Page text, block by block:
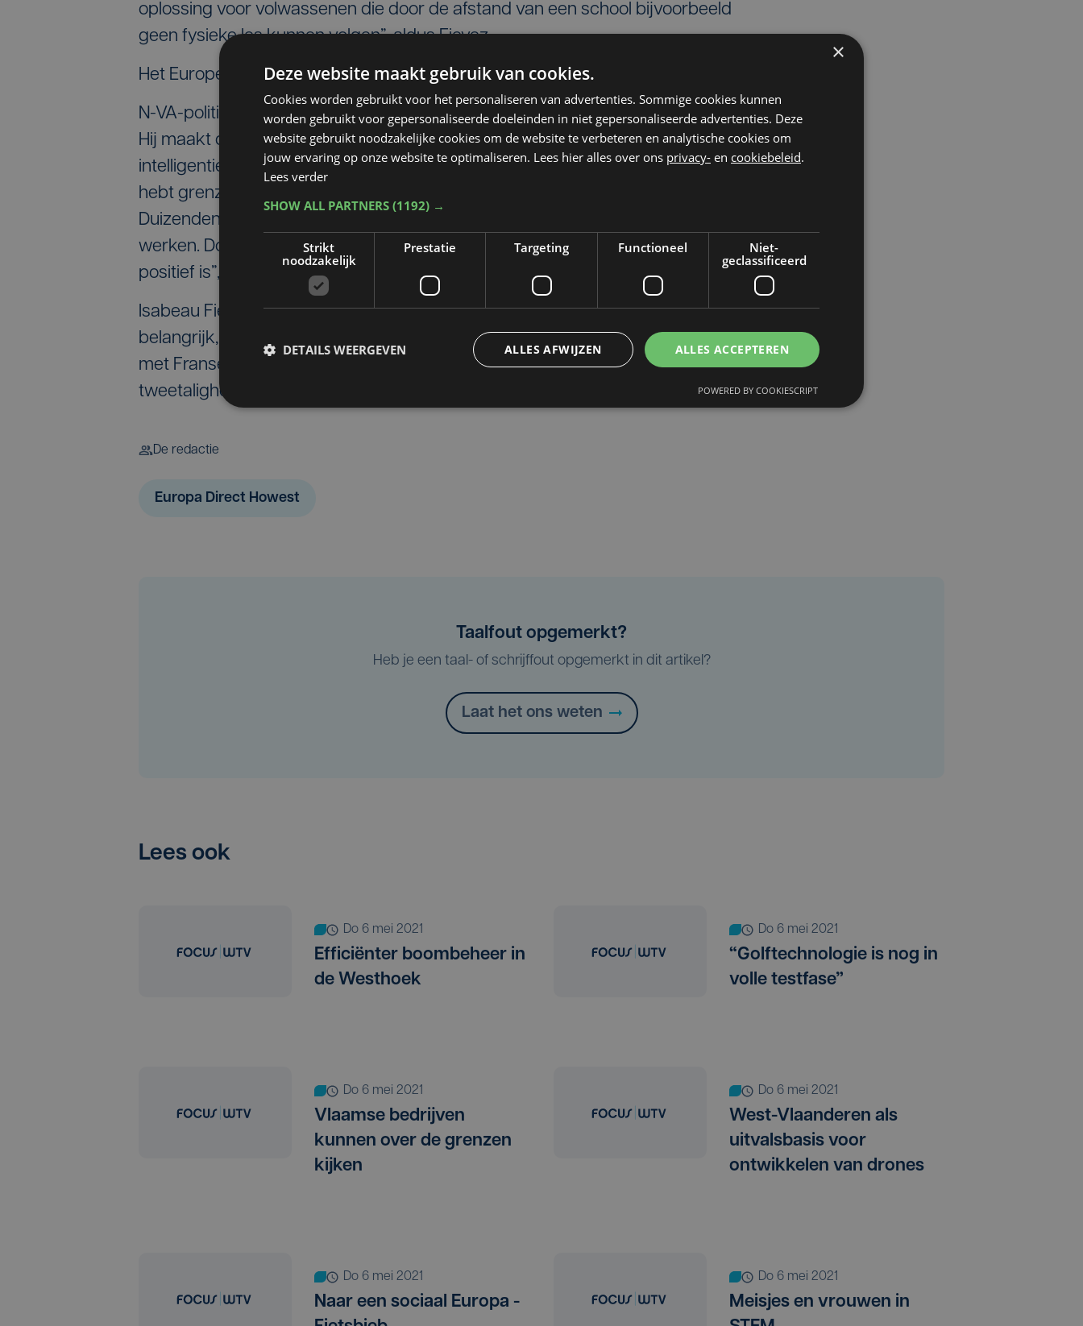
oplossing voor volwassenen die door de afstand van een school bijvoorbeeld
geen fysieke les kunnen volgen”, aldus Fievez.
Het Europese belang
N-VA-politicus Geert Bourgeois zetelt momenteel in het Europees Parlement.
Hij maakt deel uit van onder andere de Bijzondere Commissie artificiële
intelligentie in het digitale tijdperk en juicht het project alleen maar toe. ”Je
hebt grenzen nodig, maar we moeten ook durven om over de grens te gaan.
Duizenden mensen uit Noord-Frankijk komen in Zuid-West-Vlaanderen
werken. Door Europese steun en subsidies bieden we meer ontwikkeling, wat
positief is”, aldus meneer Bourgeois.
Isabeau Fievez sluit zich daarbij aan: “De impact van Europa is zeer
belangrijk, zowel op financieel als academisch vlak. Door samen te werken
met Franse en Waalse partners zoals de universiteit van Lille is onze
tweetaligheid en kennis verbeterd, alsook die van de studenten.”
De redactie
Europa Direct Howest
Taalfout opgemerkt?
Heb je een taal- of schrijffout opgemerkt in dit artikel?
Laat het ons weten
Lees ook
do 6 mei 2021
Efficiënter boombeheer in
de Westhoek
do 6 mei 2021
“Golftechnologie is nog in
volle testfase”
do 6 mei 2021
Vlaamse bedrijven
kunnen over de grenzen
kijken
do 6 mei 2021
West-Vlaanderen als
uitvalsbasis voor
ontwikkelen van drones
do 6 mei 2021
Naar een sociaal Europa -
do 6 mei 2021
Meisjes en vrouwen in
×
Deze website maakt gebruik van cookies.
Cookies worden gebruikt voor het personaliseren van advertenties. Sommige cookies kunnen
worden gebruikt voor gepersonaliseerde doeleinden in niet gepersonaliseerde advertenties. Deze
website gebruikt noodzakelijke cookies om de website te verbeteren en analytische cookies om
jouw ervaring op onze website te optimaliseren. Lees hier alles over ons privacy- en cookiebeleid.
Lees verder
SHOW ALL PARTNERS (1192) →
Strikt
noodzakelijk
Prestatie Targeting Functioneel
Niet-
geclassificeerd
ALLES ACCEPTEREN
ALLES AFWIJZEN
DETAILS WEERGEVEN
POWERED BY COOKIESCRIPT